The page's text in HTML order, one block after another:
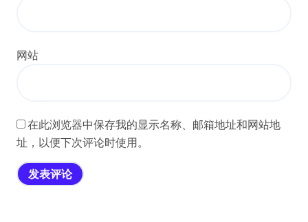
网站
在此浏览器中保存我的显示名称、邮箱地址和网站地
址，以便下次评论时使用。